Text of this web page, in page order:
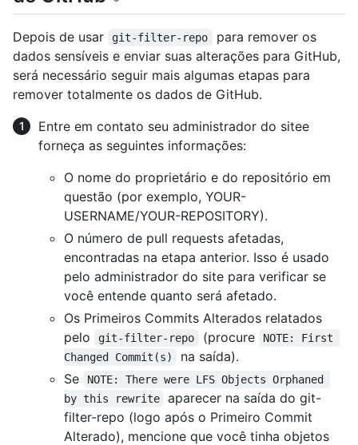
Depois de usar git-filter-repo
para remover os
dados sensíveis e enviar suas alterações para GitHub,
será necessário seguir mais algumas etapas para
remover totalmente os dados de GitHub.
Entre em contato seu administrador do sitee
forneça as seguintes informações:
O nome do proprietário e do repositório em
questão (por exemplo, YOUR-
USERNAME/YOUR-REPOSITORY).
O número de pull requests afetadas,
encontradas na etapa anterior. Isso é usado
pelo administrador do site para verificar se
você entende quanto será afetado.
Os Primeiros Commits Alterados relatados
pelo
git-filter-repo (procure
NOTE: First
Changed Commit(s)
na saída).
Se
NOTE: There were LFS Objects Orphaned
by this rewrite
aparecer na saída do git-
filter-repo (logo após o Primeiro Commit
Alterado), mencione que você tinha objetos